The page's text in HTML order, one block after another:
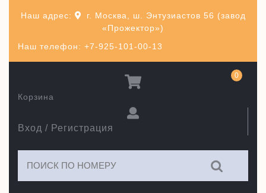
Наш телефон: +7-925-101-00-13
Наш адрес:
г. Москва, ш. Энтузиастов 56 (завод
«Прожектор»)
Вход / Регистрация
Корзина
0